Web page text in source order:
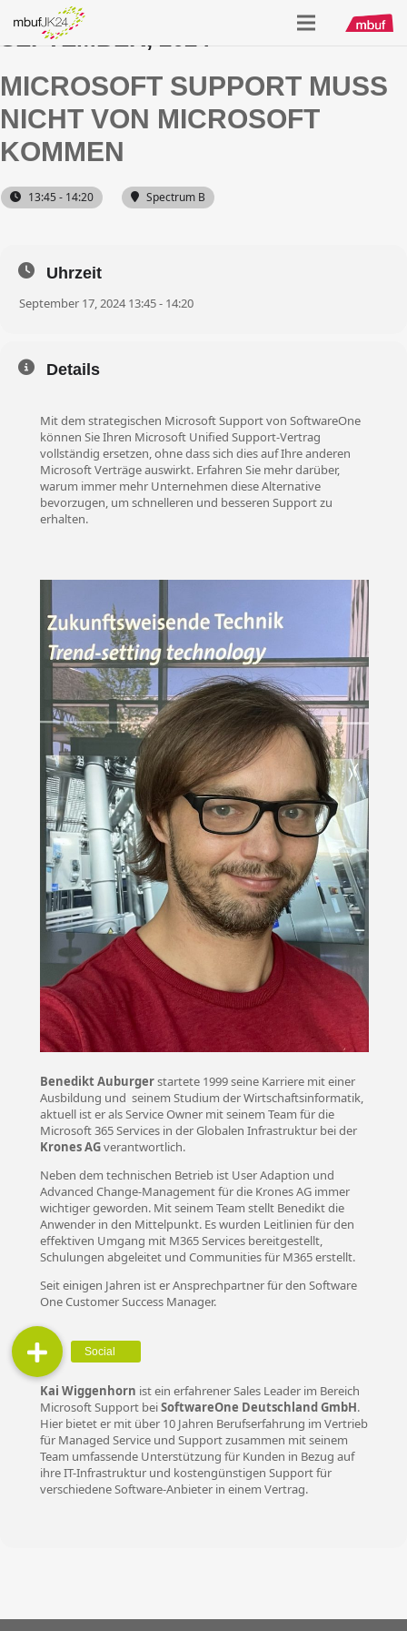
SEPTEMBER, 2024
MICROSOFT SUPPORT MUSS
NICHT VON MICROSOFT
KOMMEN
13:45 - 14:20 Spectrum B
Uhrzeit
September 17, 2024 13:45 - 14:20
Details
Mit dem strategischen Microsoft Support von SoftwareOne
können Sie Ihren Microsoft Unified Support-Vertrag
vollständig ersetzen, ohne dass sich dies auf Ihre anderen
Microsoft Verträge auswirkt. Erfahren Sie mehr darüber,
warum immer mehr Unternehmen diese Alternative
bevorzugen, um schnelleren und besseren Support zu
erhalten.
Benedikt Auburgerstartete 1999 seine Karriere mit einer
Ausbildung und seinem Studium der Wirtschaftsinformatik,
aktuell ist er als Service Owner mit seinem Team für die
Microsoft 365 Services in der Globalen Infrastruktur bei der
Krones AGverantwortlich.
Neben dem technischen Betrieb ist User Adaption und
Advanced Change-Management für die Krones AG immer
wichtiger geworden. Mit seinem Team stellt Benedikt die
Anwender in den Mittelpunkt. Es wurden Leitlinien für den
effektiven Umgang mit M365 Services bereitgestellt,
Schulungen abgeleitet und Communities für M365 erstellt.
Seit einigen Jahren ist er Ansprechpartner für den Software
One Customer Success Manager.
Kai Wiggenhorn ist ein erfahrener Sales Leader im Bereich
Microsoft Support beiSoftwareOne Deutschland GmbH.
Hier bietet er mit über 10 Jahren Berufserfahrung im Vertrieb
für Managed Service und Support zusammen mit seinem
Team umfassende Unterstützung für Kunden in Bezug auf
ihre IT-Infrastruktur und kostengünstigen Support für
verschiedene Software-Anbieter in einem Vertrag.